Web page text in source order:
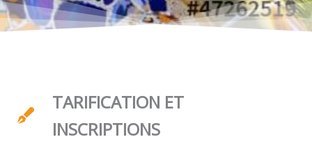
TARIFICATION ET
INSCRIPTIONS